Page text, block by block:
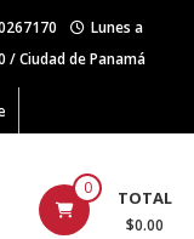
Lunes a
/ Ciudad de Panamá
0 TOTAL
$0.00